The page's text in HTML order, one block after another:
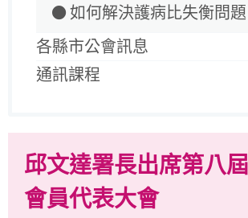
如何解決護病比失衡問題
各縣市公會訊息
通訊課程
邱文達署長出席第八
會員代表大會